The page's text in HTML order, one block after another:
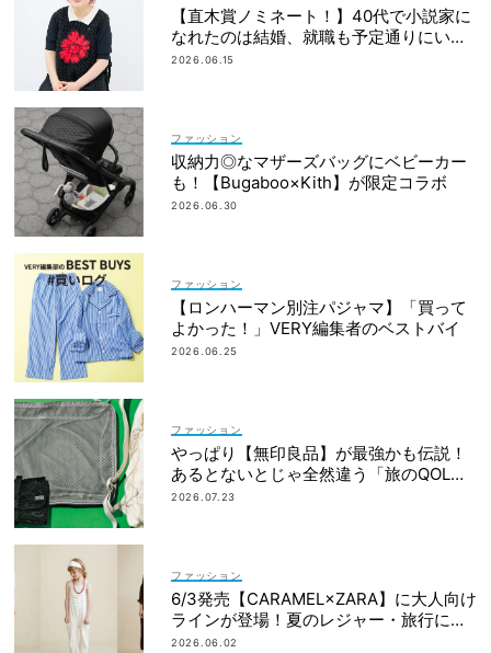
【直木賞ノミネート！】40代で小説家に
なれたのは結婚、就職も予定通りにいか
なかったから｜朝倉かすみさん
2026.06.15
ファッション
収納力◎なマザーズバッグにベビーカー
も！【Bugaboo×Kith】が限定コラボ
2026.06.30
ファッション
【ロンハーマン別注パジャマ】「買って
よかった！」VERY編集者のベストバイ
2026.06.25
ファッション
やっぱり【無印良品】が最強かも伝説！
あるとないとじゃ全然違う「旅のQOL爆
上げアイテム」
2026.07.23
ファッション
6/3発売【CARAMEL×ZARA】に大人向け
ラインが登場！夏のレジャー・旅行にも
おすすめ
2026.06.02